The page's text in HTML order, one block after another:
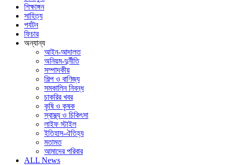
শিক্ষাঙ্গন
সাহিত্য
পর্যটন
ফিচার
অন্যান্য
আইন-আদালত
অনিয়ম-দুর্নীতি
সম্পাদকীয়
শিল্প ও বাণিজ্য
সমকালিন নিবন্ধ
চাকরির খবর
কৃষি ও কৃষক
স্বাস্থ্য ও চিকিৎসা
লাইফ স্টাইল
ইতিহাস-ঐতিহ্য
মতামত
আমাদের পরিবার
ALL News